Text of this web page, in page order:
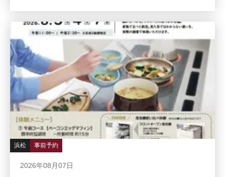
浜松 事前予約
2026年08月07日